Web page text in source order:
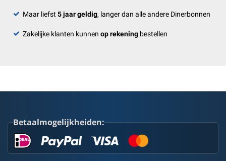
Maar liefst 5 jaar geldig, langer dan alle andere Dinerbonnen
Zakelijke klanten kunnen op rekening bestellen
Betaalmogelijkheiden: